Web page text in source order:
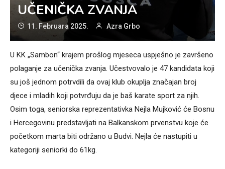
UČENIČKA ZVANJA
11. Februara 2025. Azra Grbo
U KK „Sambon“ krajem prošlog mjeseca uspješno je završeno
polaganje za učenička zvanja. Učestvovalo je 47 kandidata koji
su još jednom potrvdili da ovaj klub okuplja značajan broj
djece i mladih koji potvrđuju da je baš karate sport za njih.
Osim toga, seniorska reprezentativka Nejla Mujković će Bosnu
i Hercegovinu predstavljati na Balkanskom prvenstvu koje će
početkom marta biti održano u Budvi. Nejla će nastupiti u
kategoriji seniorki do 61kg.